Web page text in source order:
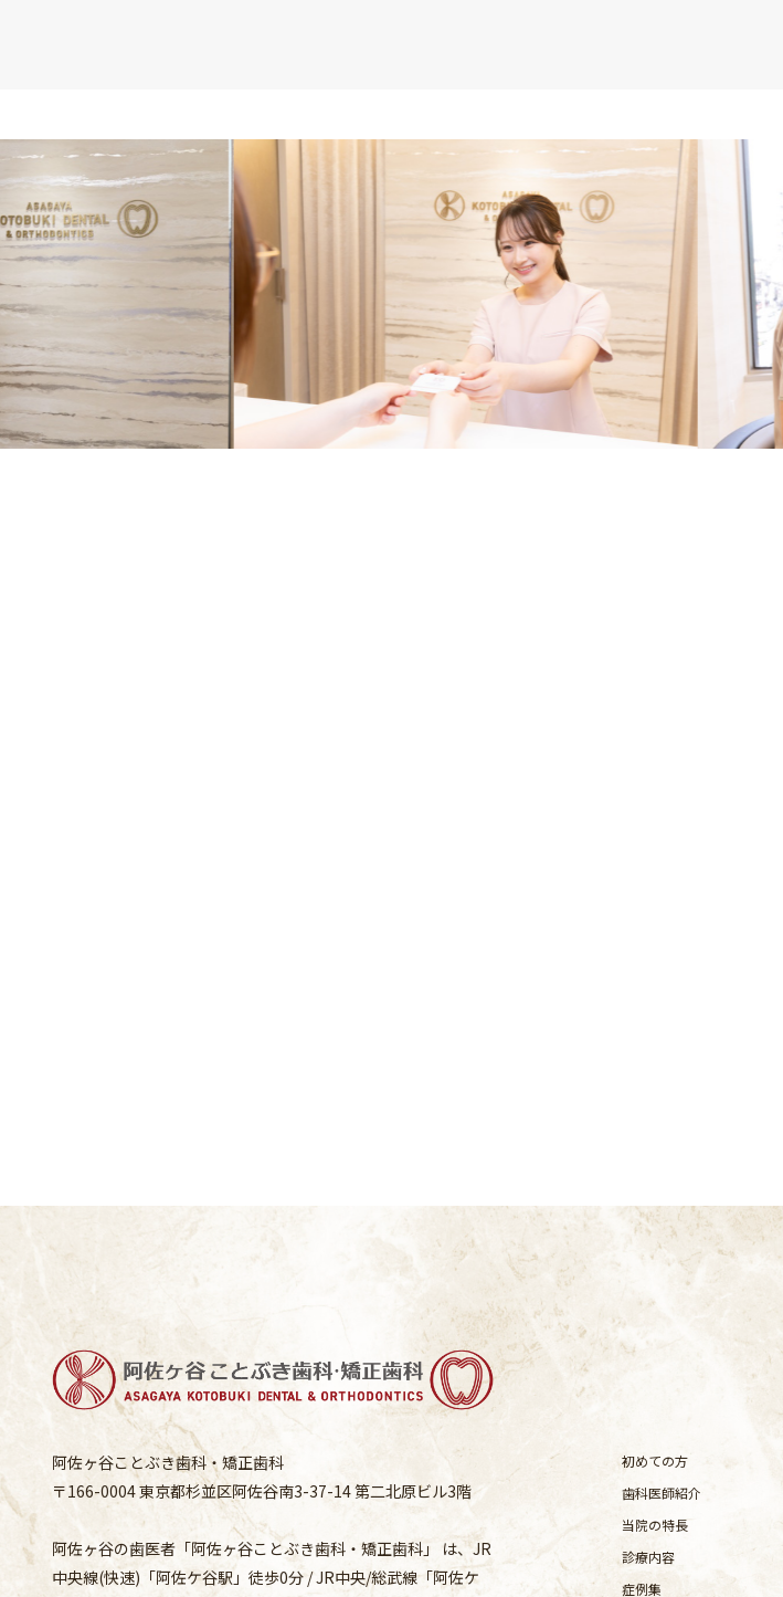
阿佐ヶ谷ことぶき歯科・矯正歯科
〒166-0004 東京都杉並区阿佐谷南3-37-14 第二北原ビル3階
阿佐ヶ谷の歯医者「阿佐ヶ谷ことぶき歯科・矯正歯科」 は、JR
中央線(快速)「阿佐ケ谷駅」徒歩0分 / JR中央/総武線「阿佐ケ
初めての方
歯科医師紹介
当院の特長
診療内容
症例集